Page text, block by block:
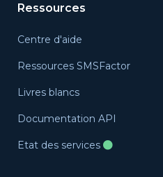
Ressources
Centre d'aide
Ressources SMSFactor
Livres blancs
Documentation API
Etat des services